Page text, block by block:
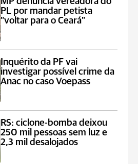
PL por mandar petista
“voltar para o Ceará”
Inquérito da PF vai
investigar possível crime da
Anac no caso Voepass
RS: ciclone-bomba deixou
250 mil pessoas sem luz e
2,3 mil desalojados